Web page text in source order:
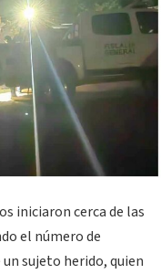
iniciaron cerca de las
el número de
sujeto herido, quien